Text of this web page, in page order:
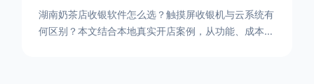
湖南奶茶店收银软件怎么选？触摸屏收银机与云系统有
何区别？本文结合本地真实开店案例，从功能、成本、